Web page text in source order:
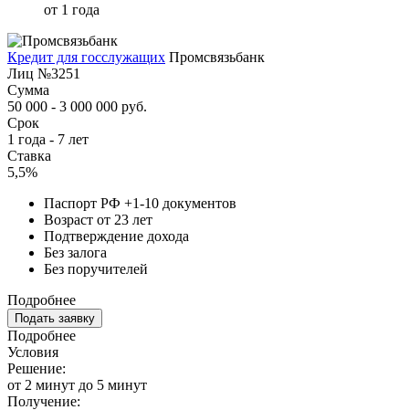
от 1 года
Кредит для госслужащих Промсвязьбанк
Лиц №3251
Сумма
50 000 - 3 000 000 руб.
Срок
1 года - 7 лет
Ставка
5,5%
Паспорт РФ +1-10 документов
Возраст от 23 лет
Подтверждение дохода
Без залога
Без поручителей
Подробнее
Подать заявку
Подробнее
Условия
Решение:
от 2 минут до 5 минут
Получение: